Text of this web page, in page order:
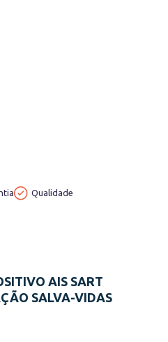
Qualidade
AIS SART
SALVA-VIDAS